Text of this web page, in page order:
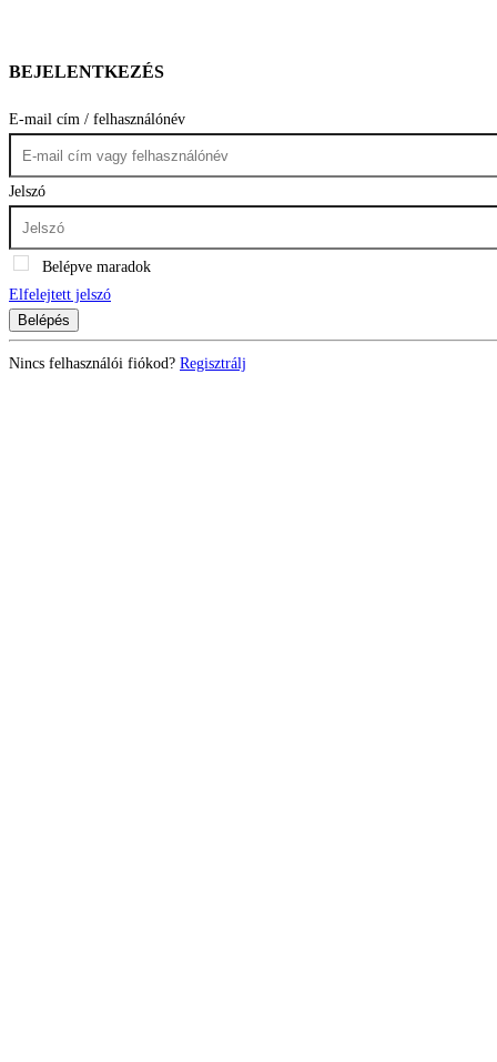
BEJELENTKEZÉS
E-mail cím / felhasználónév
Jelszó
Belépve maradok
Elfelejtett jelszó
Belépés
Nincs felhasználói fiókod? Regisztrálj